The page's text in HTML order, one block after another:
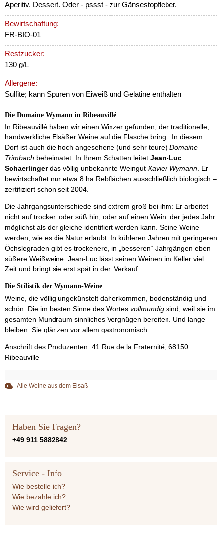
Aperitiv. Dessert. Oder - pssst - zur Gänsestopfleber.
Bewirtschaftung:
FR-BIO-01
Restzucker:
130 g/L
Allergene:
Sulfite; kann Spuren von Eiweiß und Gelatine enthalten
Die Domaine Wymann in Ribeauvillé
In Ribeauvillé haben wir einen Winzer gefunden, der traditionelle,
handwerkliche Elsäßer Weine auf die Flasche bringt. In diesem
Dorf ist auch die hoch angesehene (und sehr teure) Domaine
Trimbach beheimatet. In Ihrem Schatten leitet Jean-Luc
Schaerlingerdas völlig unbekannte Weingut Xavier Wymann. Er
bewirtschaftet nur etwa 8 ha Rebflächen ausschließlich biologisch –
zertifiziert schon seit 2004.
Die Jahrgangsunterschiede sind extrem groß bei ihm: Er arbeitet
nicht auf trocken oder süß hin, oder auf einen Wein, der jedes Jahr
möglichst als der gleiche identifiert werden kann. Seine Weine
werden, wie es die Natur erlaubt. In kühleren Jahren mit geringeren
Öchslegraden gibt es trockenere, in „besseren“ Jahrgängen eben
süßere Weißweine. Jean-Luc lässt seinen Weinen im Keller viel
Zeit und bringt sie erst spät in den Verkauf.
Die Stilistik der Wymann-Weine
Weine, die völlig ungekünstelt daherkommen, bodenständig und
schön. Die im besten Sinne des Wortes vollmundig sind, weil sie im
gesamten Mundraum sinnliches Vergnügen bereiten. Und lange
bleiben. Sie glänzen vor allem gastronomisch.
Anschrift des Produzenten: 41 Rue de la Fraternité, 68150
Ribeauville
Alle Weine aus dem Elsaß
Haben Sie Fragen?
+49 911 5882842
Service - Info
Wie bestelle ich?
Wie bezahle ich?
Wie wird geliefert?